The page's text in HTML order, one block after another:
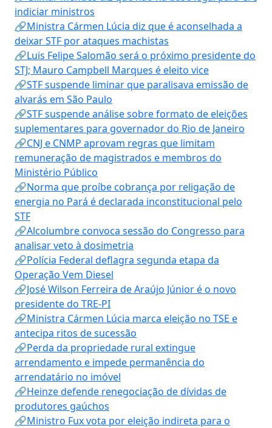
indiciar ministros
🔗Ministra Cármen Lúcia diz que é aconselhada a
deixar STF por ataques machistas
🔗Luis Felipe Salomão será o próximo presidente do
STJ; Mauro Campbell Marques é eleito vice
🔗STF suspende liminar que paralisava emissão de
alvarás em São Paulo
🔗STF suspende análise sobre formato de eleições
suplementares para governador do Rio de Janeiro
🔗CNJ e CNMP aprovam regras que limitam
remuneração de magistrados e membros do
Ministério Público
🔗Norma que proíbe cobrança por religação de
energia no Pará é declarada inconstitucional pelo
STF
🔗Alcolumbre convoca sessão do Congresso para
analisar veto à dosimetria
🔗Polícia Federal deflagra segunda etapa da
Operação Vem Diesel
🔗José Wilson Ferreira de Araújo Júnior é o novo
presidente do TRE-PI
🔗Ministra Cármen Lúcia marca eleição no TSE e
antecipa ritos de sucessão
🔗Perda da propriedade rural extingue
arrendamento e impede permanência do
arrendatário no imóvel
🔗Heinze defende renegociação de dívidas de
produtores gaúchos
🔗Ministro Fux vota por eleição indireta para o